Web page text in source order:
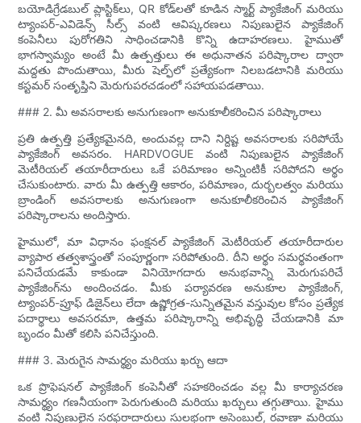
బయోడిగ్రేడబుల్ ప్లాస్టిక్‌లు, QR కోడ్‌లతో కూడిన స్మార్ట్ ప్యాకేజింగ్ మరియు
ట్యాంపర్-ఎవిడెన్స్ సీల్స్ వంటి ఆవిష్కరణలు నిపుణులైన ప్యాకేజింగ్
కంపెనీలు పురోగతిని సాధించడానికి కొన్ని ఉదాహరణలు. హైముతో
భాగస్వామ్యం అంటే మీ ఉత్పత్తులు ఈ అధునాతన పరిష్కారాల ద్వారా
మద్దతు పొందుతాయి, మీరు షెల్ఫ్‌లో ప్రత్యేకంగా నిలబడటానికి మరియు
కస్టమర్ సంతృప్తిని మెరుగుపరచడంలో సహాయపడతాయి.
### 2. మీ అవసరాలకు అనుగుణంగా అనుకూలీకరించిన పరిష్కారాలు
ప్రతి ఉత్పత్తి ప్రత్యేకమైనది, అందువల్ల దాని నిర్దిష్ట అవసరాలకు సరిపోయే
ప్యాకేజింగ్ అవసరం. HARDVOGUE వంటి నిపుణులైన ప్యాకేజింగ్
మెటీరియల్ తయారీదారులు ఒకే పరిమాణం అన్నింటికీ సరిపోదని అర్థం
చేసుకుంటారు. వారు మీ ఉత్పత్తి ఆకారం, పరిమాణం, దుర్బలత్వం మరియు
బ్రాండింగ్ అవసరాలకు అనుగుణంగా అనుకూలీకరించిన ప్యాకేజింగ్
పరిష్కారాలను అందిస్తారు.
హైములో, మా విధానం ఫంక్షనల్ ప్యాకేజింగ్ మెటీరియల్ తయారీదారుల
వ్యాపార తత్వశాస్త్రంతో సంపూర్ణంగా సరిపోతుంది. దీని అర్థం సమర్థవంతంగా
పనిచేయడమే కాకుండా వినియోగదారు అనుభవాన్ని మెరుగుపరిచే
ప్యాకేజింగ్‌ను అందించడం. మీకు పర్యావరణ అనుకూల ప్యాకేజింగ్,
ట్యాంపర్-ప్రూఫ్ డిజైన్‌లు లేదా ఉష్ణోగ్రత-సున్నితమైన వస్తువుల కోసం ప్రత్యేక
పదార్థాలు అవసరమా, ఉత్తమ పరిష్కారాన్ని అభివృద్ధి చేయడానికి మా
బృందం మీతో కలిసి పనిచేస్తుంది.
### 3. మెరుగైన సామర్థ్యం మరియు ఖర్చు ఆదా
ఒక ప్రొఫెషనల్ ప్యాకేజింగ్ కంపెనీతో సహకరించడం వల్ల మీ కార్యాచరణ
సామర్థ్యం గణనీయంగా పెరుగుతుంది మరియు ఖర్చులు తగ్గుతాయి. హైము
వంటి నిపుణులైన సరఫరాదారులు సులభంగా అసెంబుల్, రవాణా మరియు